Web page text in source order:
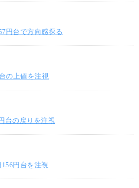
円台で方向感探る
の上値を注視
台の戻りを注視
円台を注視